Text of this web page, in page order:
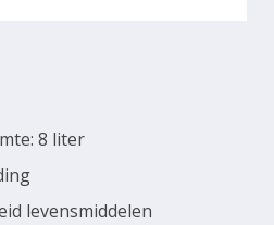
8 liter
levensmiddelen